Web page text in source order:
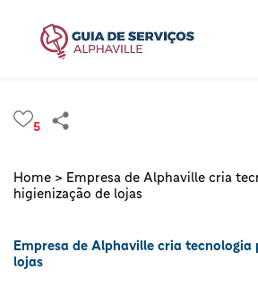
5
Home > Empresa de Alphaville cria
higienização de lojas
Empresa de Alphaville cria tecnologia
lojas